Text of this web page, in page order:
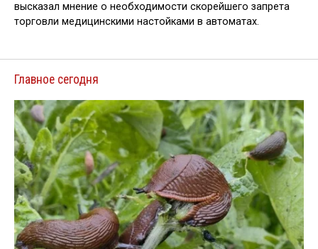
высказал мнение о необходимости скорейшего запрета
торговли медицинскими настойками в автоматах.
Главное сегодня